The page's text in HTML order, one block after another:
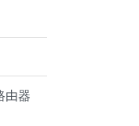
由器